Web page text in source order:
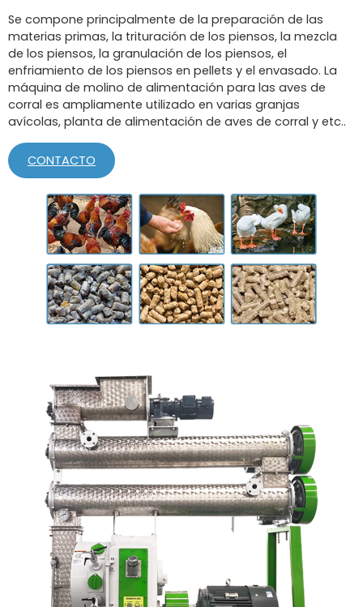
Se compone principalmente de la preparación de las
materias primas, la trituración de los piensos, la mezcla
de los piensos, la granulación de los piensos, el
enfriamiento de los piensos en pellets y el envasado. La
máquina de molino de alimentación para las aves de
corral es ampliamente utilizado en varias granjas
avícolas, planta de alimentación de aves de corral y etc..
CONTACTO